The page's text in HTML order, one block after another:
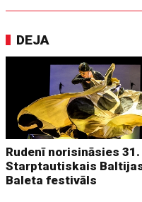
DEJA
Rudenī norisināsies 31.
Starptautiskais
Baleta festivāls